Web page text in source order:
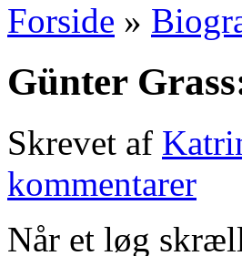
Forside »
Günter
Skrevet af
kommentarer
Når et løg